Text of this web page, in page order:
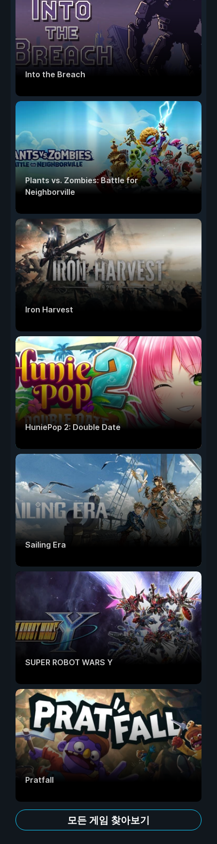
Into the Breach
Plants vs. Zombies: Battle for
Neighborville
Iron Harvest
HuniePop 2: Double Date
Sailing Era
SUPER ROBOT WARS Y
Pratfall
모든 게임 찾아보기